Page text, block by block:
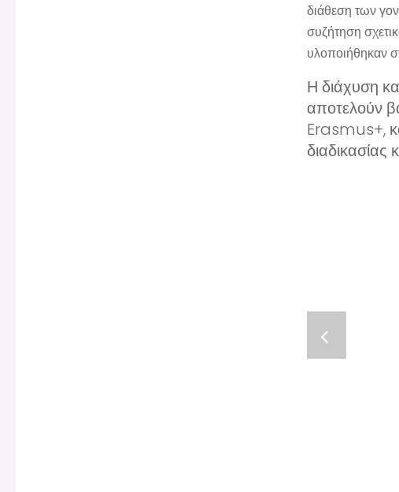
διάθεση των
συζήτηση
υλοποιήθηκαν
Η διάχυση
αποτελούν
Erasmus+,
διαδικασίας